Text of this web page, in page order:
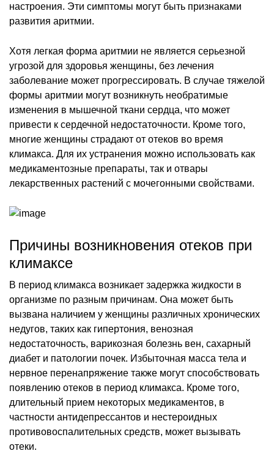
настроения. Эти симптомы могут быть признаками
развития аритмии.
Хотя легкая форма аритмии не является серьезной
угрозой для здоровья женщины, без лечения
заболевание может прогрессировать. В случае тяжелой
формы аритмии могут возникнуть необратимые
изменения в мышечной ткани сердца, что может
привести к сердечной недостаточности. Кроме того,
многие женщины страдают от отеков во время
климакса. Для их устранения можно использовать как
медикаментозные препараты, так и отвары
лекарственных растений с мочегонными свойствами.
Причины возникновения отеков при
климаксе
В период климакса возникает задержка жидкости в
организме по разным причинам. Она может быть
вызвана наличием у женщины различных хронических
недугов, таких как гипертония, венозная
недостаточность, варикозная болезнь вен, сахарный
диабет и патологии почек. Избыточная масса тела и
нервное перенапряжение также могут способствовать
появлению отеков в период климакса. Кроме того,
длительный прием некоторых медикаментов, в
частности антидепрессантов и нестероидных
противовоспалительных средств, может вызывать
отеки.